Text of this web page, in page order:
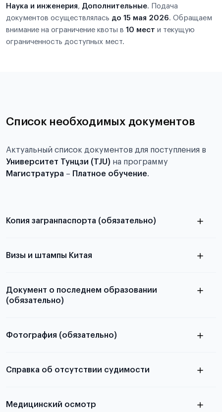
Наука и инженерия, Дополнительные. Подача
документов осуществлялась до 15 мая 2026. Обращаем
внимание на ограничение квоты в 10 мест и текущую
ограниченность доступных мест.
Список необходимых документов
Актуальный список документов для поступления в
Университет Тунцзи (TJU) на программу
Магистратура – Платное обучение.
Копия загранпаспорта (обязательно)
паспорта
Визы и штампы Китая
Документ о последнем образовании
(обязательно)
абитуриентов, изложена в статье.
Фотография (обязательно)
принимаются
Справка об отсутствии судимости
Медицинский осмотр